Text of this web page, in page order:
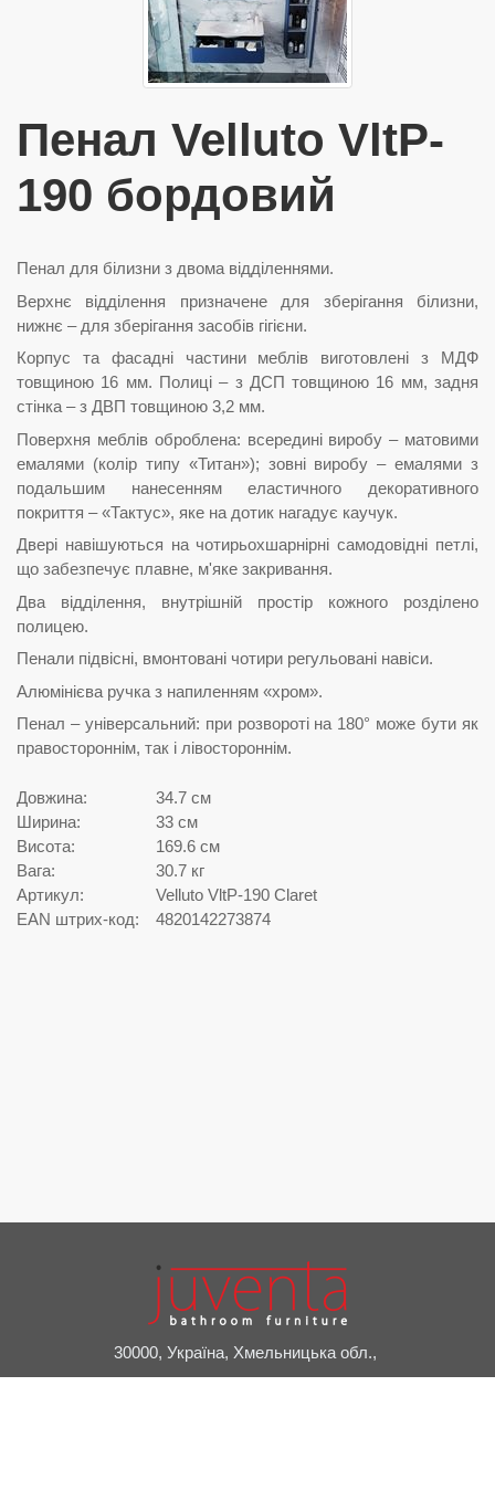
Пенал Velluto VltP-
190 бордовий
Пенал для білизни з двома відділеннями.
Верхнє відділення призначене для зберігання білизни,
нижнє – для зберігання засобів гігієни.
Корпус та фасадні частини меблів виготовлені з МДФ
товщиною 16 мм. Полиці – з ДСП товщиною 16 мм, задня
стінка – з ДВП товщиною 3,2 мм.
Поверхня меблів оброблена: всередині виробу – матовими
емалями (колір типу «Титан»); зовні виробу – емалями з
подальшим нанесенням еластичного декоративного
покриття – «Тактус», яке на дотик нагадує каучук.
Двері навішуються на чотирьохшарнірні самодовідні петлі,
що забезпечує плавне, м'яке закривання.
Два відділення, внутрішній простір кожного розділено
полицею.
Пенали підвісні, вмонтовані чотири регульовані навіси.
Алюмінієва ручка з напиленням «хром».
Пенал – універсальний: при розвороті на 180° може бути як
правостороннім, так і лівостороннім.
Довжина:
34.7 см
Ширина:
33 см
Висота:
169.6 см
Вага:
30.7 кг
Артикул:
Velluto VltP-190 Claret
EAN штрих-код:
4820142273874
30000, Україна, Хмельницька обл.,